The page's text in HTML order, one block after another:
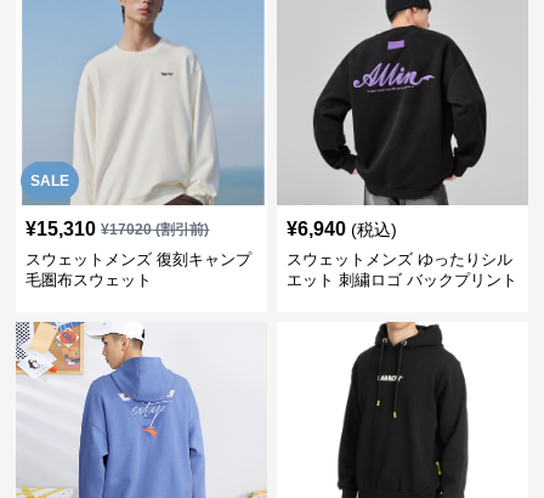
SALE
¥15,310 ¥17020(割引前)
スウェットメンズ 復刻キャンプ
毛圏布スウェット
¥6,940 (税込)
スウェットメンズ ゆったりシル
エット 刺繍ロゴ バックプリント